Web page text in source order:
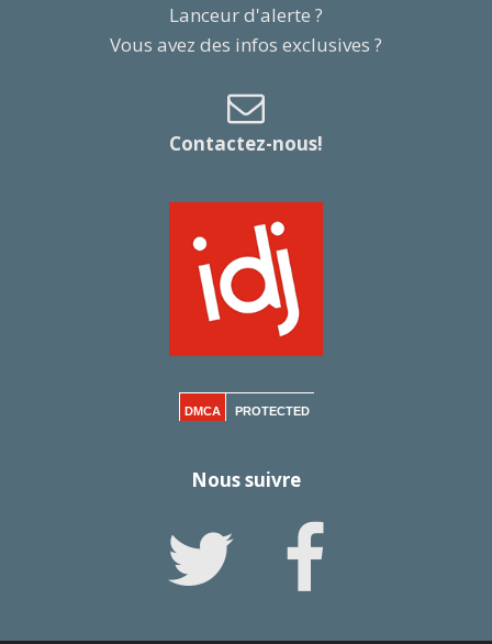
Lanceur d'alerte ?
Vous avez des infos exclusives ?
Contactez-nous!
DMCA PROTECTED
Nous suivre